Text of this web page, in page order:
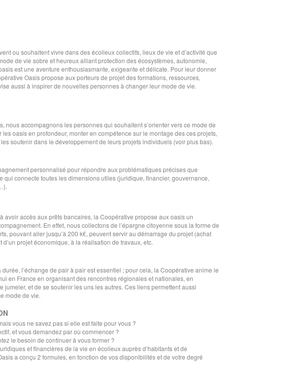
ou souhaitent vivre dans des écolieux collectifs, lieux de vie et d’activité que
de vie sobre et heureux alliant protection des écosystèmes, autonomie,
est une aventure enthousiasmante, exigeante et délicate. Pour leur donner
Oasis propose aux porteurs de projet des formations, ressources,
aussi à inspirer de nouvelles personnes à changer leur mode de vie.
nous accompagnons les personnes qui souhaitent s’orienter vers ce mode de
oasis en profondeur, monter en compétence sur le montage des ces projets,
soutenir dans le développement de leurs projets individuels (voir plus bas).
personnalisé pour répondre aux problématiques précises que
qui connecte toutes les dimensions utiles (juridique, financier, gouvernance,
avoir accès aux prêts bancaires, la Coopérative propose aux oasis un
En effet, nous collectons de l’épargne citoyenne sous la forme de
pouvant aller jusqu’à 200 k€, peuvent servir au démarrage du projet (achat
projet économique, à la réalisation de travaux, etc.
l’échange de pair à pair est essentiel ; pour cela, la Coopérative anime le
en France en organisant des rencontres régionales et nationales, en
jumeler, et de se soutenir les uns les autres. Ces liens permettent aussi
mode de vie.
vous ne savez pas si elle est faite pour vous ?
et vous demandez par où commencer ?
le besoin de continuer à vous former ?
et financières de la vie en écolieux auprès d’habitants et de
a conçu 2 formules, en fonction de vos disponibilités et de votre degré